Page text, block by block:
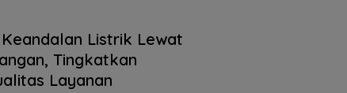
Listrik Lewat
Tingkatkan
Layanan